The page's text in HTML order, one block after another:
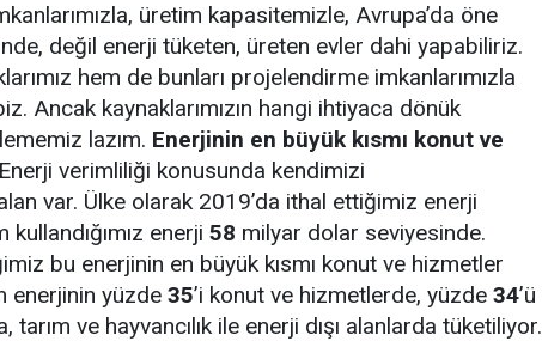
üretim kapasitemizle, Avrupa’da öne
değil enerji tüketen, üreten evler dahi yapabiliriz.
hem de bunları projelendirme imkanlarımızla
Ancak kaynaklarımızın hangi ihtiyaca dönük
lazım. Enerjinin en büyük kısmı konut ve
Enerji verimliliği konusunda kendimizi
var. Ülke olarak 2019’da ithal ettiğimiz enerji
enerji 58 milyar dolar seviyesinde.
bu enerjinin en büyük kısmı konut ve hizmetler
enerjinin yüzde 35’i konut ve hizmetlerde, yüzde 34’ü
tarım ve hayvancılık ile enerji dışı alanlarda tüketiliyor.